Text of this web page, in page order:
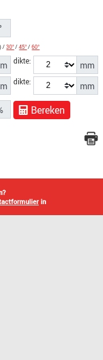
°
/30°/45°/60°
dikte: mm
dikte: mm
Bereken
in